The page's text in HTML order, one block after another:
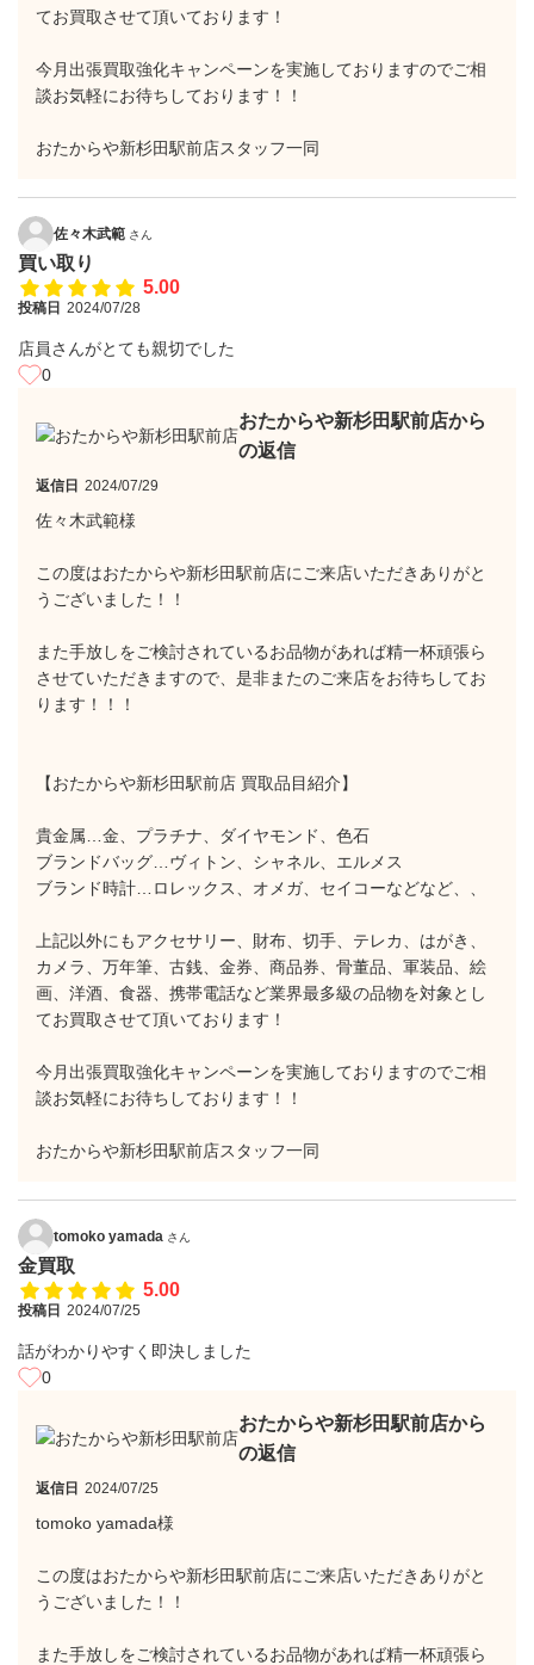
てお買取させて頂いております！
今月出張買取強化キャンペーンを実施しておりますのでご相
談お気軽にお待ちしております！！
おたからや新杉田駅前店スタッフ一同
佐々木武範 さん
買い取り
5.00
投稿日 2024/07/28
店員さんがとても親切でした
0
おたからや新杉田駅前店から
の返信
返信日 2024/07/29
佐々木武範様
この度はおたからや新杉田駅前店にご来店いただきありがと
うございました！！
また手放しをご検討されているお品物があれば精一杯頑張ら
させていただきますので、是非またのご来店をお待ちしてお
ります！！！
【おたからや新杉田駅前店 買取品目紹介】
貴金属…金、プラチナ、ダイヤモンド、色石
ブランドバッグ…ヴィトン、シャネル、エルメス
ブランド時計…ロレックス、オメガ、セイコーなどなど、、
上記以外にもアクセサリー、財布、切手、テレカ、はがき、
カメラ、万年筆、古銭、金券、商品券、骨董品、軍装品、絵
画、洋酒、食器、携帯電話など業界最多級の品物を対象とし
てお買取させて頂いております！
今月出張買取強化キャンペーンを実施しておりますのでご相
談お気軽にお待ちしております！！
おたからや新杉田駅前店スタッフ一同
tomoko yamada さん
金買取
5.00
投稿日 2024/07/25
話がわかりやすく即決しました
0
おたからや新杉田駅前店から
の返信
返信日 2024/07/25
tomoko yamada様
この度はおたからや新杉田駅前店にご来店いただきありがと
うございました！！
また手放しをご検討されているお品物があれば精一杯頑張ら